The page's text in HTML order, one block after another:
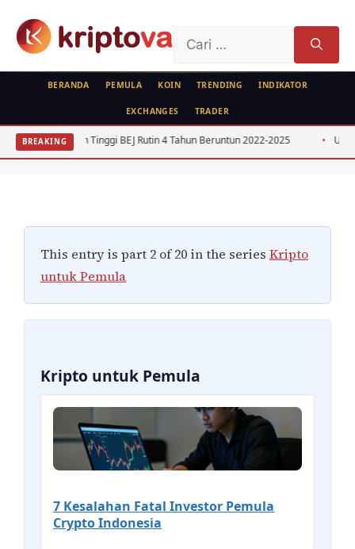
untuk:
BERANDA PEMULA KOIN TRENDING INDIKATOR
EXCHANGES TRADER
BREAKING
BEJ Rutin 4 Tahun Beruntun 2022-2025 USD IDR 2026: Dampak
PEMULA
Sejarah Kripto
This entry is part 2 of 20 in the series Kripto
untuk Pemula
Kripto untuk Pemula
7 Kesalahan Fatal Investor Pemula
Crypto Indonesia